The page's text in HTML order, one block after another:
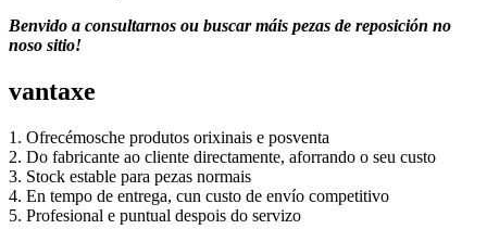
Benvido a consultarnos ou buscar máis pezas de reposición no
noso sitio!
vantaxe
1. Ofrecémosche produtos orixinais e posventa
2. Do fabricante ao cliente directamente, aforrando o seu custo
3. Stock estable para pezas normais
4. En tempo de entrega, cun custo de envío competitivo
5. Profesional e puntual despois do servizo